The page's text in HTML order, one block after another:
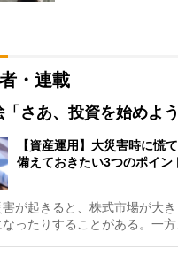
・連載
さあ、投資を始めよう
【資産運用】大災害時に慌
備えておきたい3つのポイ
が起きると、株式市場が大
ったりすることがある。一方